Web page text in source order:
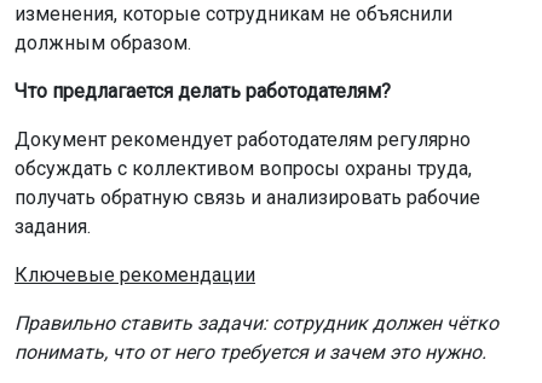
изменения, которые сотрудникам не объяснили
должным образом.
Что предлагается делать работодателям?
Документ рекомендует работодателям регулярно
обсуждать с коллективом вопросы охраны труда,
получать обратную связь и анализировать рабочие
задания.
Ключевые рекомендации
Правильно ставить задачи: сотрудник должен чётко
понимать, что от него требуется и зачем это нужно.